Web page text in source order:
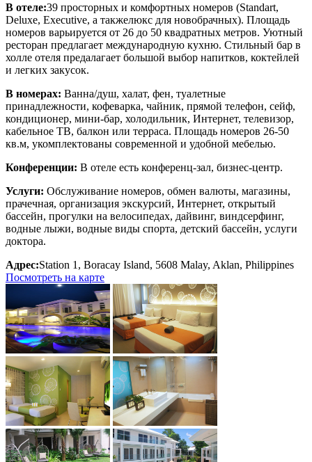
В отеле:39 просторных и комфортных номеров (Standart,
Deluxe, Executive, а такжелюкс для новобрачных). Площадь
номеров варьируется от 26 до 50 квадратных метров. Уютный
ресторан предлагает международную кухню. Стильный бар в
холле отеля предалагает большой выбор напитков, коктейлей
и легких закусок.
В номерах: Ванна/душ, халат, фен, туалетные
принадлежности, кофеварка, чайник, прямой телефон, сейф,
кондиционер, мини-бар, холодильник, Интернет, телевизор,
кабельное ТВ, балкон или терраса. Площадь номеров 26-50
кв.м, укомплектованы современной и удобной мебелью.
Конференции: В отеле есть конференц-зал, бизнес-центр.
Услуги: Обслуживание номеров, обмен валюты, магазины,
прачечная, организация экскурсий, Интернет, открытый
бассейн, прогулки на велосипедах, дайвинг, виндсерфинг,
водные лыжи, водные виды спорта, детский бассейн, услуги
доктора.
Адрес:Station 1, Boracay Island, 5608 Malay, Aklan, Philippines
Посмотреть на карте